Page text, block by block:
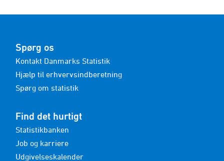
Spørg os
Kontakt Danmarks Statistik
Hjælp til erhvervsindberetning
Spørg om statistik
Find det hurtigt
Statistikbanken
Job og karriere
Udgivelseskalender